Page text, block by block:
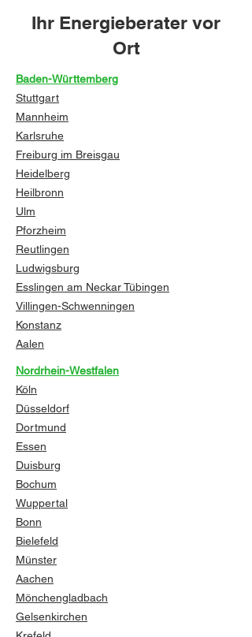
Ihr Energieberater vor
Ort
Baden-Württemberg
Stuttgart
Mannheim
Karlsruhe
Freiburg im Breisgau
Heidelberg
Heilbronn
Ulm
Pforzheim
Reutlingen
Ludwigsburg
Esslingen am NeckarTübingen
Villingen-Schwenningen
Konstanz
Aalen
Nordrhein-Westfalen
Köln
Düsseldorf
Dortmund
Essen
Duisburg
Bochum
Wuppertal
Bonn
Bielefeld
Münster
Aachen
Mönchengladbach
Gelsenkirchen